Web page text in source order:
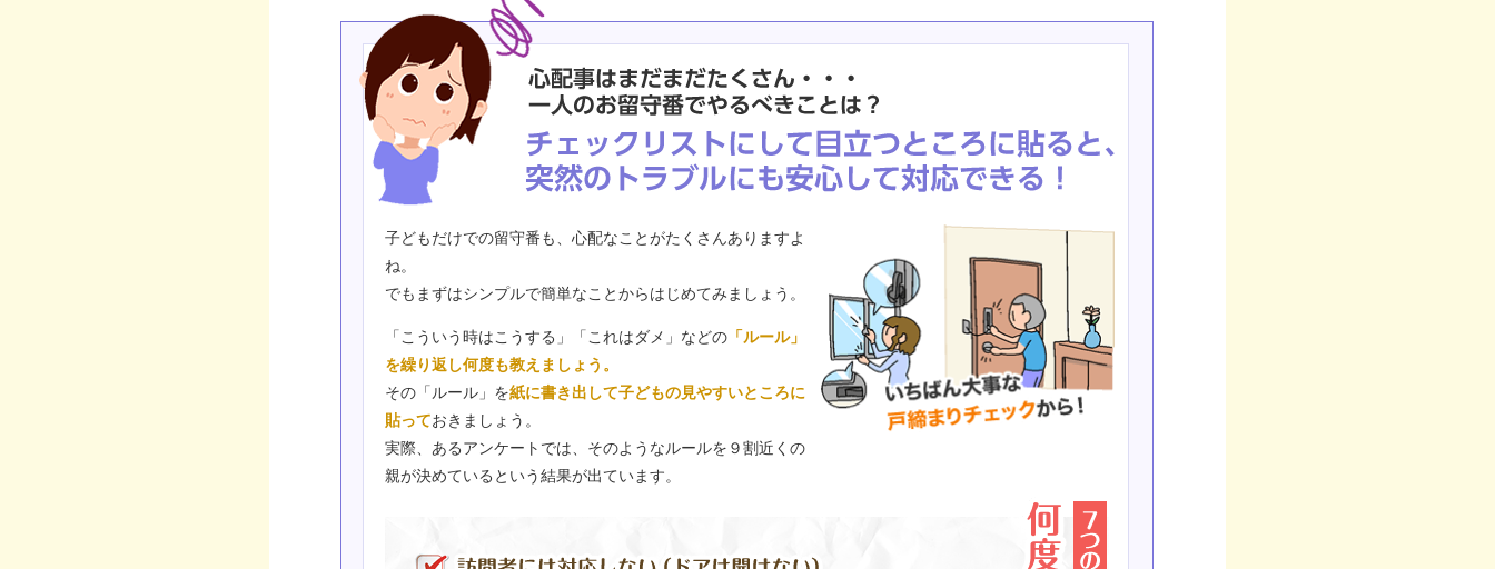
子どもだけでの留守番も、心配なことがたくさんありますよ
ね。
でもまずはシンプルで簡単なことからはじめてみましょう。
「こういう時はこうする」「これはダメ」などの 「ルール」
を繰り返し何度も教えましょう。
その「ルール」を紙に書き出して子どもの見やすいところに
貼っておきましょう。
実際、あるアンケートでは、そのようなルールを９割近くの
親が決めているという結果が出ています。